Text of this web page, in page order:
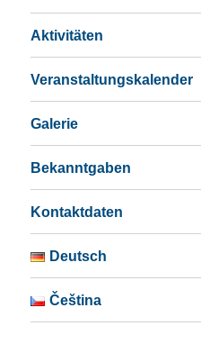
Aktivitäten
Veranstaltungskalender
Galerie
Bekanntgaben
Kontaktdaten
Deutsch
Čeština